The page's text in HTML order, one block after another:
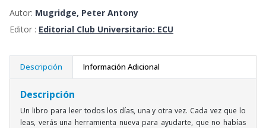
Autor: Mugridge, Peter Antony
Editor : Editorial Club Universitario: ECU
Descripción Información Adicional
Descripción
Un libro para leer todos los días, una y otra vez. Cada vez que lo
leas, verás una herramienta nueva para ayudarte, que no habías